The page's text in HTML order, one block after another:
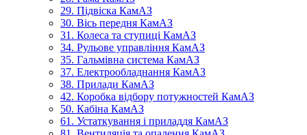
29. Підвіска КамАЗ
30. Вісь передня КамАЗ
31. Колеса та ступиці КамАЗ
34. Рульове управління КамАЗ
35. Гальмівна система КамАЗ
37. Електрообладнання КамАЗ
38. Прилади КамАЗ
42. Коробка відбору потужностей КамАЗ
50. Кабіна КамАЗ
61. Устаткування і приладдя КамАЗ